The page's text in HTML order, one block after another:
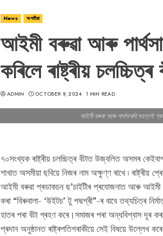
News অসমীয়া
আইমী বৰুৱা আৰু
কৰিলে ৰাষ্ট্ৰীয় চলচ্চিত্ৰ
ADMIN OCTOBER 9, 2024 1 MIN READ
আইমী বৰুৱা আৰু পাৰ্থসাৰথি মহন্তই
৭০সংখ্যক ৰাষ্ট্ৰীয় চলচ্চিত্ৰ বঁটাত উজ্বলিত অসমৰ
শাখাত অসমীয়া ছবিয়ে নিজৰ নাম অক্ষুণ্ণ ৰাখে ৷ ৰাষ্ট্ৰীয়
আইমী বৰুৱা প্ৰডাকচন ছ’চাইটীৰ প্ৰযোজনাত আৰু আইমী
কৰা “বিৰুবালা- ‘উইটচ’ টু পদ্মশ্ৰী”-ৰ বাবে তথ্যচিত্ৰ
হাতৰ পৰা বঁটা গ্ৰহণ কৰে।সমাজৰ পৰা অন্ধবিশ্বাস দূৰ কৰাৰ
প্ৰদান অনুষ্ঠানত ৰাষ্ট্ৰপতিগৰাকীয়ে সেই বিষয়ে উল্লেখ